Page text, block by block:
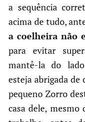
a sequência
acima de tudo,
a coelheira não
para evitar
mantê-la do
esteja abrigada
pequeno Zorro
casa dele, mesmo